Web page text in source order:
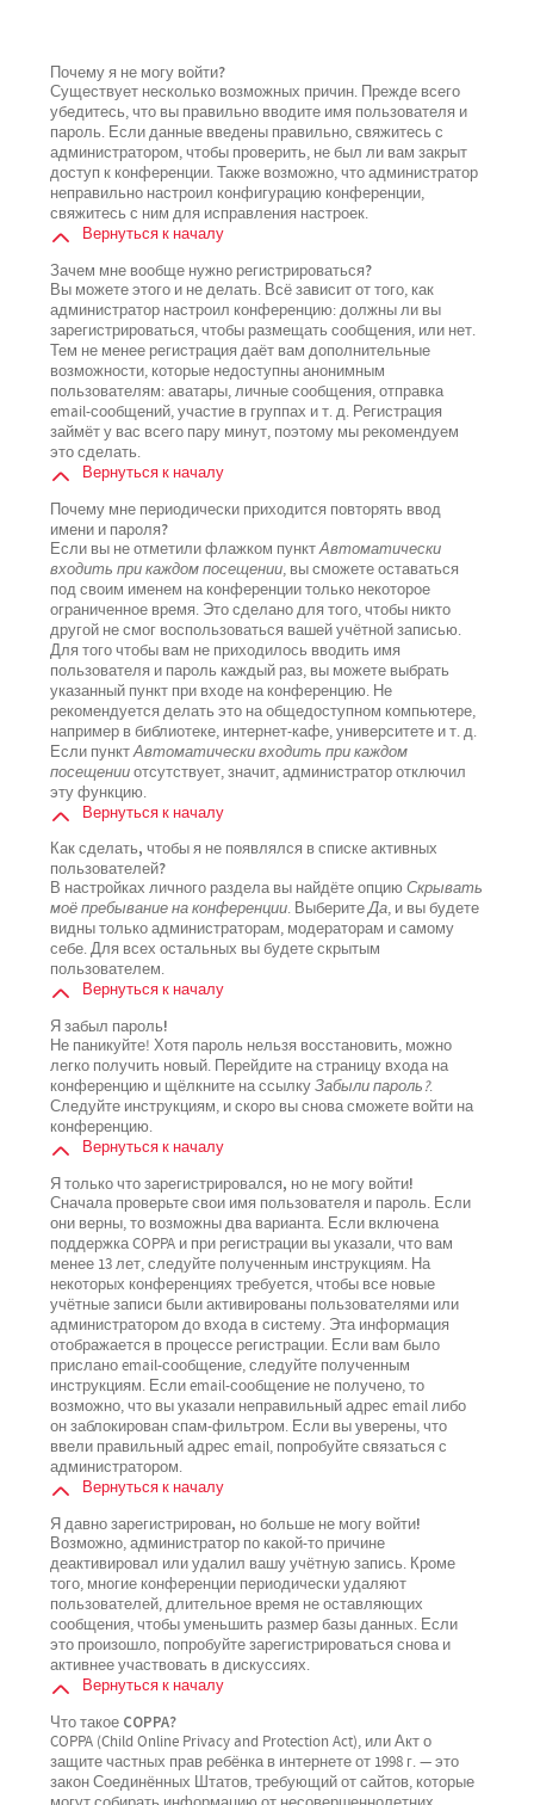
Почему я не могу войти?
Существует несколько возможных причин. Прежде всего
убедитесь, что вы правильно вводите имя пользователя и
пароль. Если данные введены правильно, свяжитесь с
администратором, чтобы проверить, не был ли вам закрыт
доступ к конференции. Также возможно, что администратор
неправильно настроил конфигурацию конференции,
свяжитесь с ним для исправления настроек.
Вернуться к началу
Зачем мне вообще нужно регистрироваться?
Вы можете этого и не делать. Всё зависит от того, как
администратор настроил конференцию: должны ли вы
зарегистрироваться, чтобы размещать сообщения, или нет.
Тем не менее регистрация даёт вам дополнительные
возможности, которые недоступны анонимным
пользователям: аватары, личные сообщения, отправка
email-сообщений, участие в группах и т. д. Регистрация
займёт у вас всего пару минут, поэтому мы рекомендуем
это сделать.
Вернуться к началу
Почему мне периодически приходится повторять ввод
имени и пароля?
Если вы не отметили флажком пунктАвтоматически
входить при каждом посещении, вы сможете оставаться
под своим именем на конференции только некоторое
ограниченное время. Это сделано для того, чтобы никто
другой не смог воспользоваться вашей учётной записью.
Для того чтобы вам не приходилось вводить имя
пользователя и пароль каждый раз, вы можете выбрать
указанный пункт при входе на конференцию. Не
рекомендуется делать это на общедоступном компьютере,
например в библиотеке, интернет-кафе, университете и т. д.
Если пунктАвтоматически входить при каждом
посещенииотсутствует, значит, администратор отключил
эту функцию.
Вернуться к началу
Как сделать, чтобы я не появлялся в списке активных
пользователей?
В настройках личного раздела вы найдёте опциюСкрывать
моё пребывание на конференции. ВыберитеДа, и вы будете
видны только администраторам, модераторам и самому
себе. Для всех остальных вы будете скрытым
пользователем.
Вернуться к началу
Я забыл пароль!
Не паникуйте! Хотя пароль нельзя восстановить, можно
легко получить новый. Перейдите на страницу входа на
конференцию и щёлкните на ссылкуЗабыли пароль?.
Следуйте инструкциям, и скоро вы снова сможете войти на
конференцию.
Вернуться к началу
Я только что зарегистрировался, но не могу войти!
Сначала проверьте свои имя пользователя и пароль. Если
они верны, то возможны два варианта. Если включена
поддержка COPPA и при регистрации вы указали, что вам
менее 13 лет, следуйте полученным инструкциям. На
некоторых конференциях требуется, чтобы все новые
учётные записи были активированы пользователями или
администратором до входа в систему. Эта информация
отображается в процессе регистрации. Если вам было
прислано email-сообщение, следуйте полученным
инструкциям. Если email-сообщение не получено, то
возможно, что вы указали неправильный адрес email либо
он заблокирован спам-фильтром. Если вы уверены, что
ввели правильный адрес email, попробуйте связаться с
администратором.
Вернуться к началу
Я давно зарегистрирован, но больше не могу войти!
Возможно, администратор по какой-то причине
деактивировал или удалил вашу учётную запись. Кроме
того, многие конференции периодически удаляют
пользователей, длительное время не оставляющих
сообщения, чтобы уменьшить размер базы данных. Если
это произошло, попробуйте зарегистрироваться снова и
активнее участвовать в дискуссиях.
Вернуться к началу
Что такое COPPA?
COPPA (Child Online Privacy and Protection Act), или Акт о
защите частных прав ребёнка в интернете от 1998 г. — это
закон Соединённых Штатов, требующий от сайтов, которые